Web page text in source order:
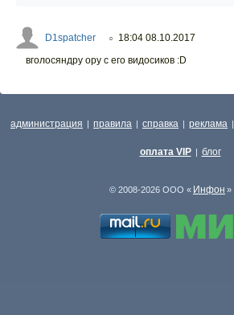
D1spatcher ○ 18:04 08.10.2017
вголосяндру ору с его видосиков :D
администрация | правила | справка | реклама |
оплата VIP | блог
© 2008-2026 ООО « Инфон »